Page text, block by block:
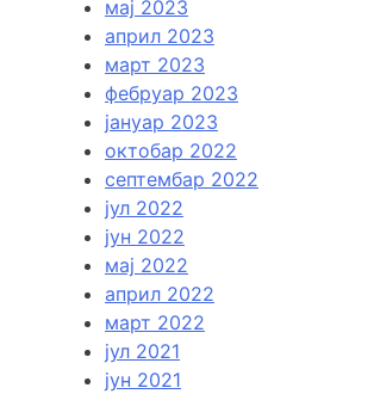
мај 2023
април 2023
март 2023
фебруар 2023
јануар 2023
октобар 2022
септембар 2022
јул 2022
јун 2022
мај 2022
април 2022
март 2022
јул 2021
јун 2021